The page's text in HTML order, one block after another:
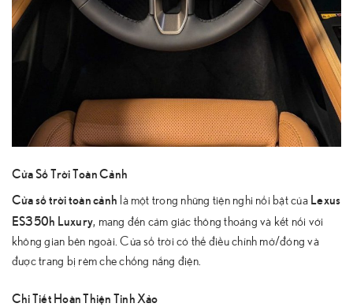
Cửa Sổ Trời Toàn Cảnh
Cửa sổ trời toàn cảnh là một trong những tiện nghi nổi bật của Lexus
ES350h Luxury, mang đến cảm giác thông thoáng và kết nối với
không gian bên ngoài. Cửa sổ trời có thể điều chỉnh mở/đóng và
được trang bị rèm che chống nắng điện.
Chi Tiết Hoàn Thiện Tinh Xảo